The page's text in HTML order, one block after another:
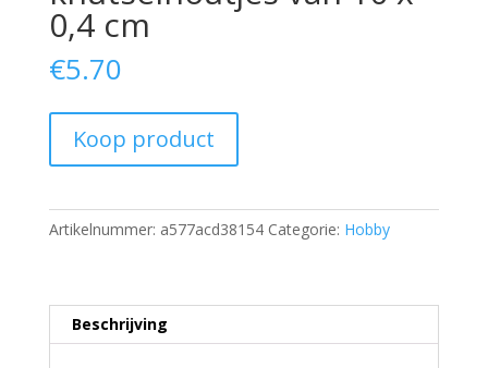
0,4 cm
€5.70
Koop product
Artikelnummer: a577acd38154 Categorie: Hobby
Beschrijving